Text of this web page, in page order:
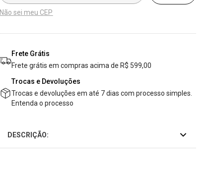
Não sei meu CEP
Frete Grátis
Frete grátis em compras acima de R$ 599,00
Trocas e Devoluções
Trocas e devoluções em até 7 dias com processo simples.
Entenda o processo
DESCRIÇÃO: